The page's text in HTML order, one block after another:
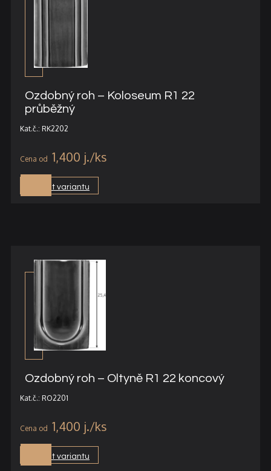
Ozdobný roh – Koloseum R1 22
průběžný
Kat.č.: RK2202
1,400 j.
Vybrat variantu
Ozdobný roh – Oltyně R1 22 koncový
Kat.č.: RO2201
1,400 j.
Vybrat variantu